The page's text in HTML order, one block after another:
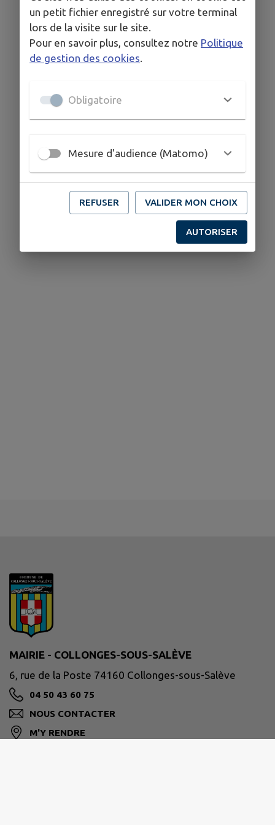
COORDONNÉES
242 Route de Genève, 74160 Collonges-sous-Salève
www.imogroup-genevois.com
MAIRIE - COLLONGES-SOUS-SALÈVE
6, rue de la Poste 74160 Collonges-sous-Salève
04 50 43 60 75
NOUS CONTACTER
M'Y RENDRE
un petit fichier enregistré sur votre terminal
lors de la visite sur le site.
Pour en savoir plus, consultez notre Politique
de gestion des cookies
Obligatoire
Mesure d'audience (Matomo)
REFUSER VALIDER MON CHOIX
AUTORISER